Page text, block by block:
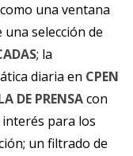
una ventana
selección de
; la
diaria en CPEN
DE PRENSAcon
para los
un filtrado de